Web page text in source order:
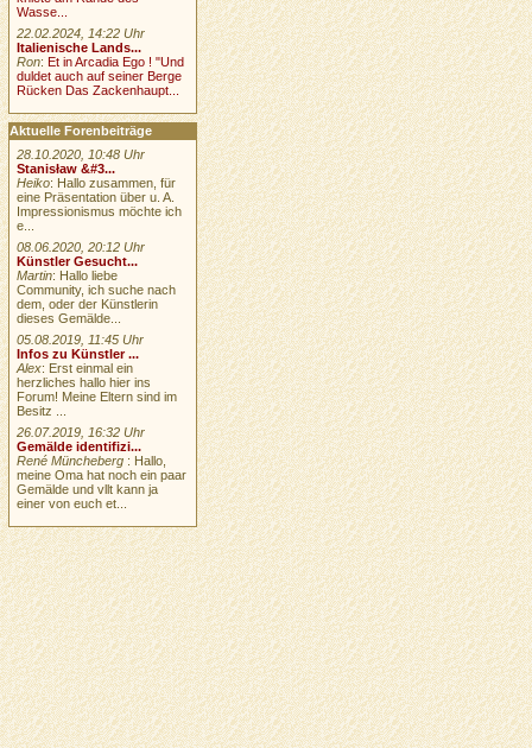
Wasse...
22.02.2024, 14:22 Uhr
Italienische Lands...
Ron:Et in Arcadia Ego ! "Und
duldet auch auf seiner Berge
Rücken Das Zackenhaupt...
Aktuelle Forenbeiträge
28.10.2020, 10:48 Uhr
Stanisław &#3...
Heiko: Hallo zusammen, für
eine Präsentation über u. A.
Impressionismus möchte ich
e...
08.06.2020, 20:12 Uhr
Künstler Gesucht...
Martin: Hallo liebe
Community, ich suche nach
dem, oder der Künstlerin
dieses Gemälde...
05.08.2019, 11:45 Uhr
Infos zu Künstler ...
Alex: Erst einmal ein
herzliches hallo hier ins
Forum! Meine Eltern sind im
Besitz ...
26.07.2019, 16:32 Uhr
Gemälde identifizi...
René Müncheberg : Hallo,
meine Oma hat noch ein paar
Gemälde und vllt kann ja
einer von euch et...